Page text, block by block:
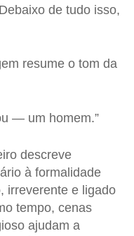
de tudo isso,
resume o tom da
— um homem.”
descreve
à formalidade
irreverente e ligado
tempo, cenas
ajudam a